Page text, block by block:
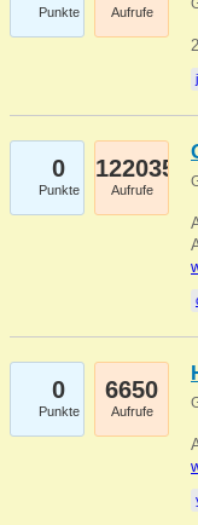
Punkte Aufrufe
0
Punkte
122035
Aufrufe
0
Punkte
6650
Aufrufe